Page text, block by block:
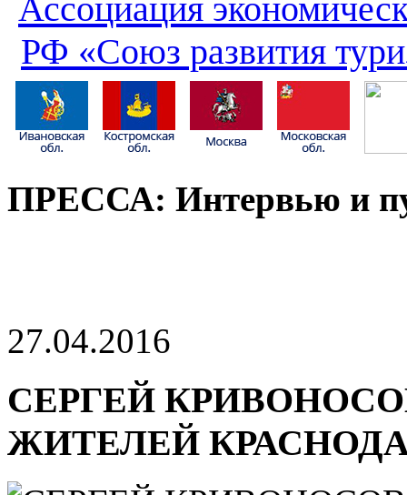
Ассоциация
РФ «Союз развития
ПРЕССА: Интервью и
27.04.2016
СЕРГЕЙ
ЖИТЕЛЕЙ